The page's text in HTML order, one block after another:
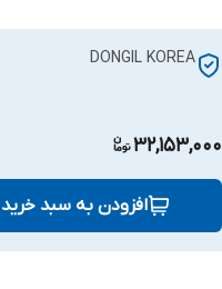
DONGIL KOREA
32,153,000
افزودن به سبد خرید